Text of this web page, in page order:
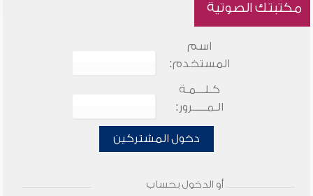
مكتبتك الصوتية
اسم
المستخدم:
كـلـــمـة
الـمـــــرور:
دخول المشتركين
أو الدخول بحساب